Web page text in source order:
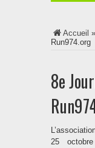
Accueil »
Run974.org
8e
25